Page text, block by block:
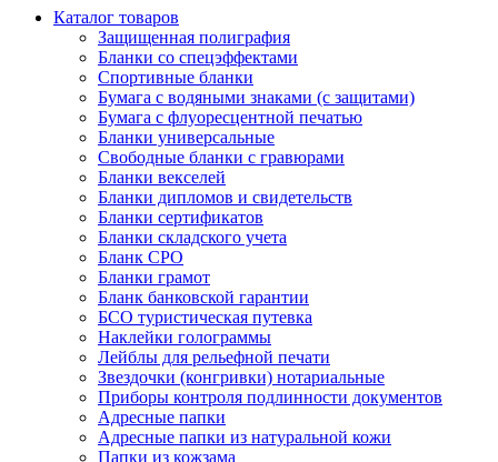
Каталог товаров
Защищенная полиграфия
Бланки со спецэффектами
Спортивные бланки
Бумага с водяными знаками (с защитами)
Бумага с флуоресцентной печатью
Бланки универсальные
Свободные бланки с гравюрами
Бланки векселей
Бланки дипломов и свидетельств
Бланки сертификатов
Бланки складского учета
Бланк СРО
Бланки грамот
Бланк банковской гарантии
БСО туристическая путевка
Наклейки голограммы
Лейблы для рельефной печати
Звездочки (конгривки) нотариальные
Приборы контроля подлинности документов
Адресные папки
Адресные папки из натуральной кожи
Папки из кожзама